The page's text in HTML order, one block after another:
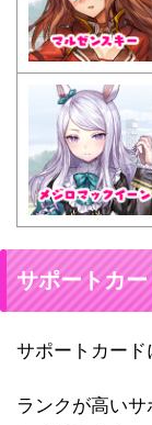
サポートカ
サポートカード
ランクが高い